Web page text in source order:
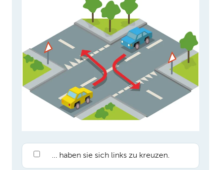
… haben sie sich links zu kreuzen.